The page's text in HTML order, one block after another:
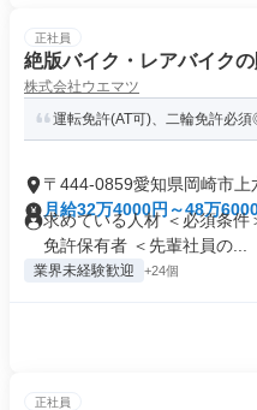
正社員
絶版バイク・レアバイク
株式会社ウエマツ
運転免許(AT可)、二輪免許必
〒444-0859愛知県岡崎市上
月給32万4000円～48万
求めている人材 ＜必須条
免許保有者 ＜先輩社員の...
業界未経験歓迎 +24個
正社員